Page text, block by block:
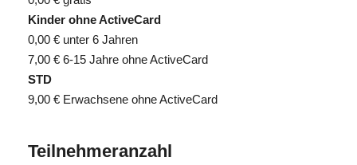
Kinder ohne ActiveCard
0,00 € unter 6 Jahren
7,00 € 6-15 Jahre ohne ActiveCard
STD
9,00 € Erwachsene ohne ActiveCard
Teilnehmeranzahl